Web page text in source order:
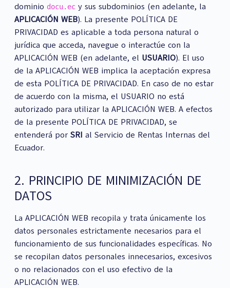
dominio docu.ec y sus subdominios (en adelante, la
APLICACIÓN WEB). La presente POLÍTICA DE
PRIVACIDAD es aplicable a toda persona natural o
jurídica que acceda, navegue o interactúe con la
APLICACIÓN WEB (en adelante, el USUARIO). El uso
de la APLICACIÓN WEB implica la aceptación expresa
de esta POLÍTICA DE PRIVACIDAD. En caso de no estar
de acuerdo con la misma, el USUARIO no está
autorizado para utilizar la APLICACIÓN WEB. A efectos
de la presente POLÍTICA DE PRIVACIDAD, se
entenderá por SRI al Servicio de Rentas Internas del
Ecuador.
2. PRINCIPIO DE MINIMIZACIÓN DE
DATOS
La APLICACIÓN WEB recopila y trata únicamente los
datos personales estrictamente necesarios para el
funcionamiento de sus funcionalidades específicas. No
se recopilan datos personales innecesarios, excesivos
o no relacionados con el uso efectivo de la
APLICACIÓN WEB.